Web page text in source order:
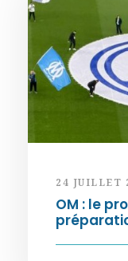
24 JUILLET
OM : le